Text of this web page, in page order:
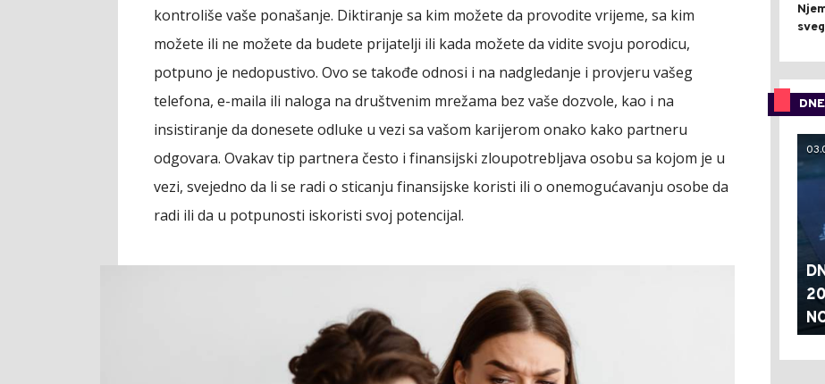
kontroliše vaše ponašanje. Diktiranje sa kim možete da provodite vrijeme, sa kim
možete ili ne možete da budete prijatelji ili kada možete da vidite svoju porodicu,
potpuno je nedopustivo. Ovo se takođe odnosi i na nadgledanje i provjeru vašeg
telefona, e-maila ili naloga na društvenim mrežama bez vaše dozvole, kao i na
insistiranje da donesete odluke u vezi sa vašom karijerom onako kako partneru
odgovara. Ovakav tip partnera često i finansijski zloupotrebljava osobu sa kojom je u
vezi, svejedno da li se radi o sticanju finansijske koristi ili o onemogućavanju osobe da
radi ili da u potpunosti iskoristi svoj potencijal.